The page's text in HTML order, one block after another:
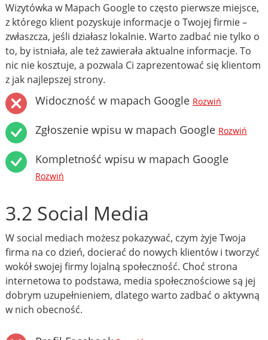
Wizytówka w Mapach Google to często pierwsze miejsce,
z którego klient pozyskuje informacje o Twojej firmie –
zwłaszcza, jeśli działasz lokalnie. Warto zadbać nie tylko o
to, by istniała, ale też zawierała aktualne informacje. To
nic nie kosztuje, a pozwala Ci zaprezentować się klientom
z jak najlepszej strony.
Widoczność w mapach Google Rozwiń
Zgłoszenie wpisu w mapach Google Rozwiń
Kompletność wpisu w mapach Google
Rozwiń
3.2 Social Media
W social mediach możesz pokazywać, czym żyje Twoja
firma na co dzień, docierać do nowych klientów i tworzyć
wokół swojej firmy lojalną społeczność. Choć strona
internetowa to podstawa, media społecznościowe są jej
dobrym uzupełnieniem, dlatego warto zadbać o aktywną
w nich obecność.